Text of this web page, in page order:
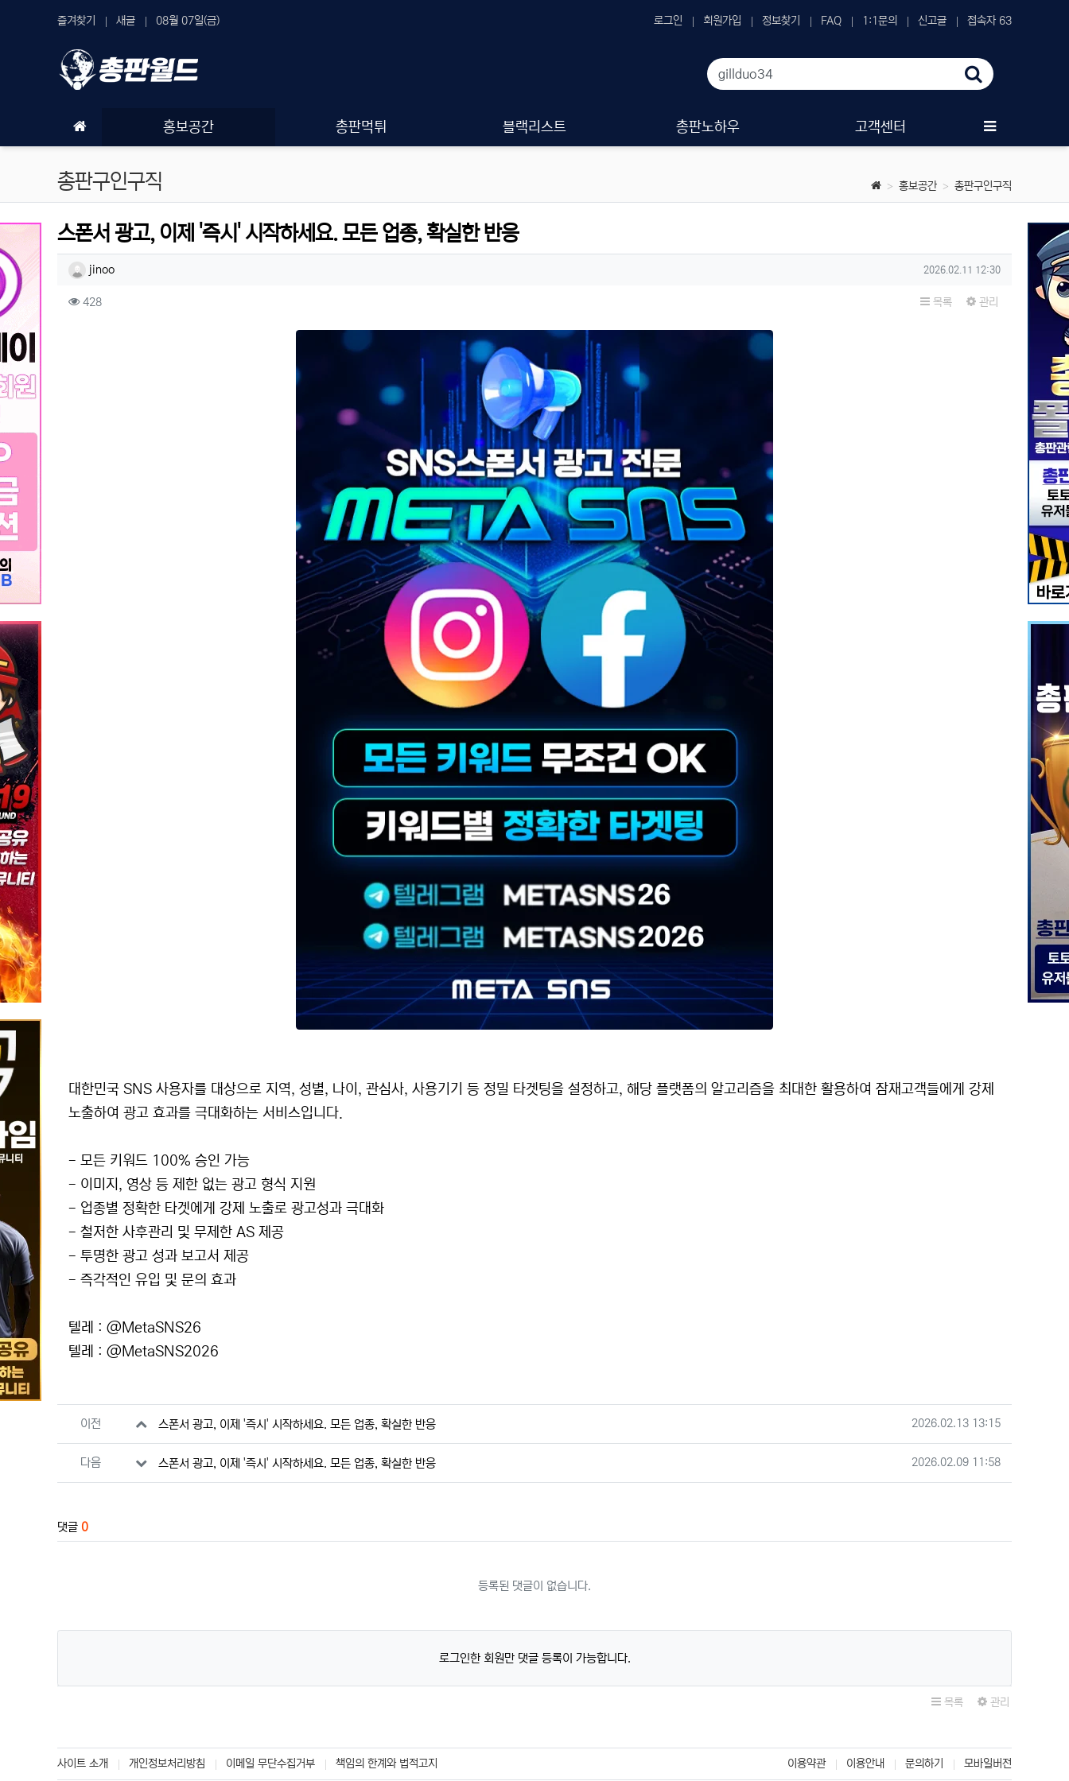
상단 네비즐겨찾기 새글 08월 07일(금) 로그인 회원가입 정보찾기 FAQ 1:1문의 신고글 접속자 63
홍보공간 총판먹튀 블랙리스트 총판노하우 고객센터
총판구인구직 홍보공간 총판구인구직
스폰서 광고, 이제 '즉시' 시작하세요. 모든 업종, 확실한 반응
작성자 정보
jinoo작성 작성일
2026.02.11 12:30
컨텐츠 정보
428조회 목록 관리
대한민국 SNS 사용자를 대상으로 지역, 성별, 나이, 관심사, 사용기기 등 정밀 타겟팅을 설정하고, 해당 플랫폼의 알고리즘을 최대한 활용하여 잠재고객들에게 강제
노출하여 광고 효과를 극대화하는 서비스입니다.
- 모든 키워드 100% 승인 가능
- 이미지, 영상 등 제한 없는 광고 형식 지원
- 업종별 정확한 타겟에게 강제 노출로 광고성과 극대화
- 철저한 사후관리 및 무제한 AS 제공
- 투명한 광고 성과 보고서 제공
- 즉각적인 유입 및 문의 효과
텔레 : @MetaSNS26
텔레 : @MetaSNS2026
관련자료
이전 스폰서 광고, 이제 '즉시' 시작하세요. 모든 업종, 확실한 반응 작성일
2026.02.13 13:15
다음 스폰서 광고, 이제 '즉시' 시작하세요. 모든 업종, 확실한 반응 작성일
2026.02.09 11:58
댓글 0
등록된 댓글이 없습니다.
로그인한 회원만 댓글 등록이 가능합니다.
목록 관리
사이트 소개 개인정보처리방침 이메일 무단수집거부 책임의 한계와 법적고지 이용약관 이용안내 문의하기 모바일버전